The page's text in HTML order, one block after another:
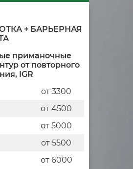
+ БАРЬЕРНАЯ
приманочные
от повторного
IGR
от 3300
от 4500
от 5000
от 5500
от 6000